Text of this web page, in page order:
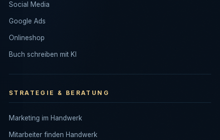
Social Media
Google Ads
Onlineshop
Buch schreiben mit KI
STRATEGIE & BERATUNG
Marketing im Handwerk
Mitarbeiter finden Handwerk